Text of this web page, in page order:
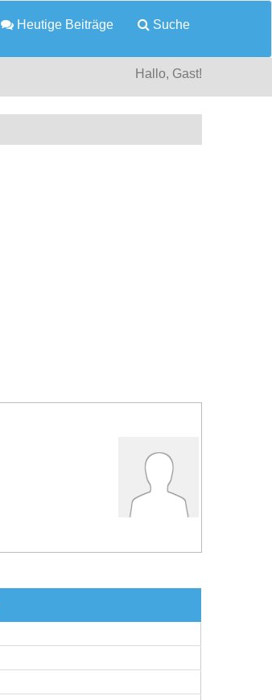
Heutige Beiträge Suche
Hallo, Gast!